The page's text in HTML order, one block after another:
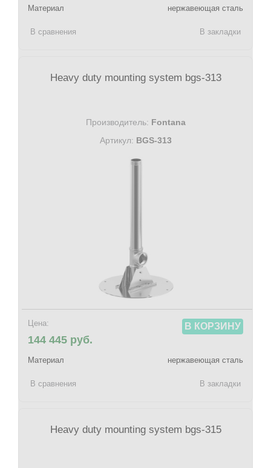
Материал нержавеющая сталь
В сравнения В закладки
Heavy duty mounting system bgs-313
Производитель: Fontana
Артикул: BGS-313
Цена:
144 445 руб.
В КОРЗИНУ
Материал нержавеющая сталь
В сравнения В закладки
Heavy duty mounting system bgs-315